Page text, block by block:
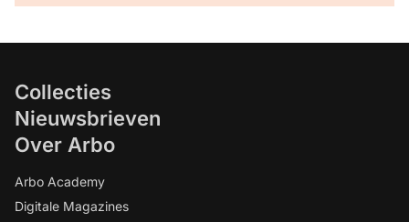
Collecties
Nieuwsbrieven
Over Arbo
Arbo Academy
Digitale Magazines